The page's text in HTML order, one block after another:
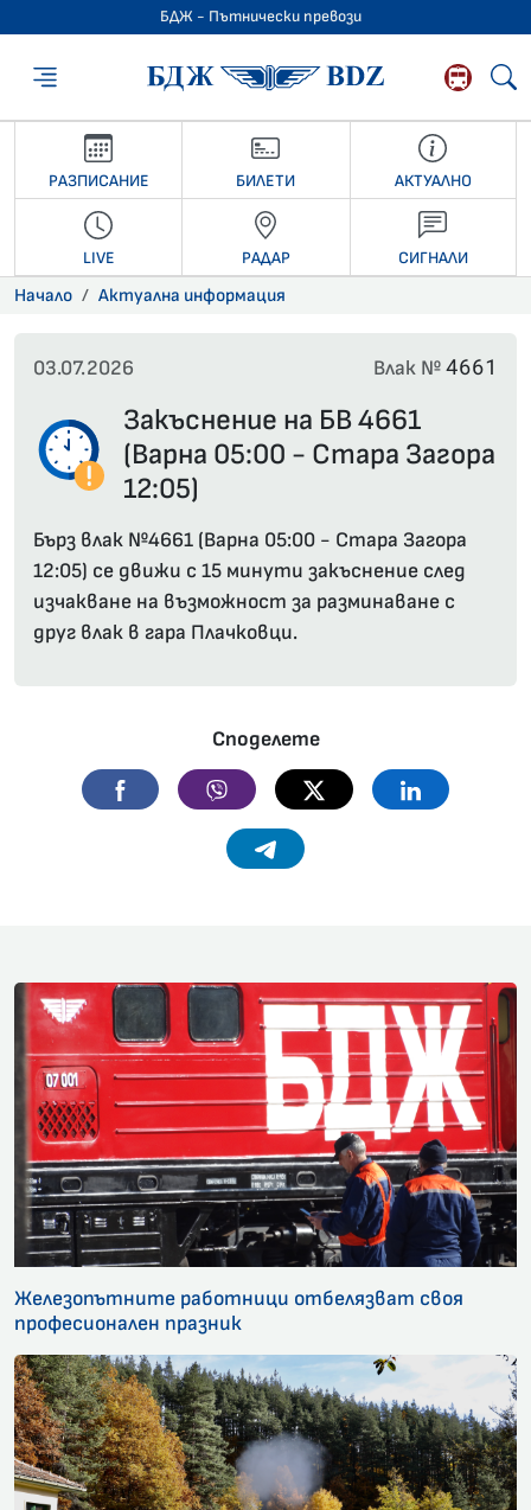
БДЖ - Пътнически превози
БДЖ -
РАЗПИСАНИЕ БИЛЕТИ АКТУАЛНО
LIVE РАДАР СИГНАЛИ
Начало Актуална информация
03.07.2026 Влак №4661
Закъснение на БВ 4661
(Варна 05:00 - Стара Загора
12:05)
Бърз влак №4661 (Варна 05:00 - Стара Загора
12:05) се движи с 15 минути закъснение след
изчакване на възможност за разминаване с
друг влак в гара Плачковци.
Споделете
Facebook Viber Twitter Linkedin
Telegram
Железопътните работници отбелязват своя
професионален празник